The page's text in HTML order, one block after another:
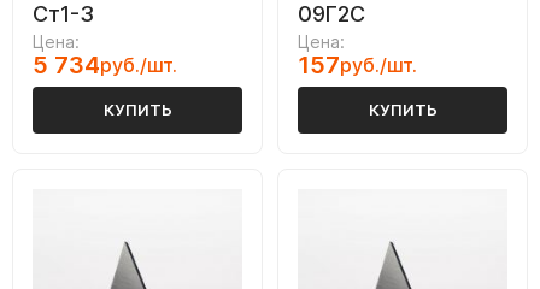
Ст1-3
Цена:
5 734руб./шт.
КУПИТЬ
09Г2С
Цена:
157руб./шт.
КУПИТЬ